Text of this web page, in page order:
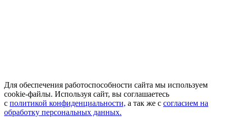
Для обеспечения работоспособности сайта мы используем
cookie-файлы. Используя сайт, вы соглашаетесь
с политикой конфиденциальности, а так же с согласием на
обработку персональных данных.